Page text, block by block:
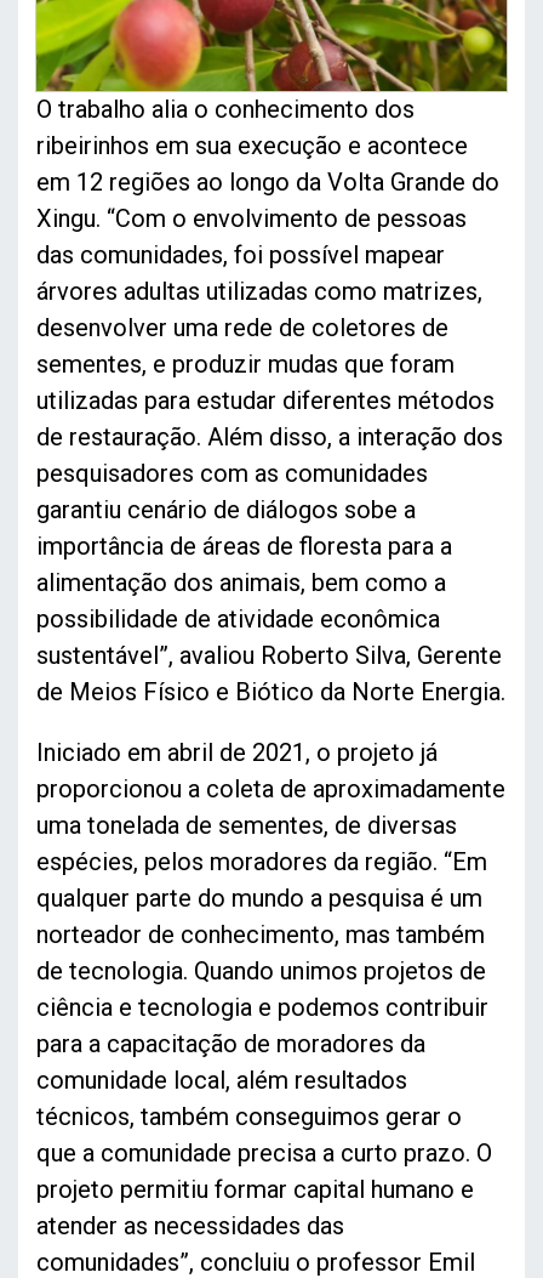
O trabalho alia o conhecimento dos
ribeirinhos em sua execução e acontece
em 12 regiões ao longo da Volta Grande do
Xingu. “Com o envolvimento de pessoas
das comunidades, foi possível mapear
árvores adultas utilizadas como matrizes,
desenvolver uma rede de coletores de
sementes, e produzir mudas que foram
utilizadas para estudar diferentes métodos
de restauração. Além disso, a interação dos
pesquisadores com as comunidades
garantiu cenário de diálogos sobe a
importância de áreas de floresta para a
alimentação dos animais, bem como a
possibilidade de atividade econômica
sustentável”, avaliou Roberto Silva, Gerente
de Meios Físico e Biótico da Norte Energia.
Iniciado em abril de 2021, o projeto já
proporcionou a coleta de aproximadamente
uma tonelada de sementes, de diversas
espécies, pelos moradores da região. “Em
qualquer parte do mundo a pesquisa é um
norteador de conhecimento, mas também
de tecnologia. Quando unimos projetos de
ciência e tecnologia e podemos contribuir
para a capacitação de moradores da
comunidade local, além resultados
técnicos, também conseguimos gerar o
que a comunidade precisa a curto prazo. O
projeto permitiu formar capital humano e
atender as necessidades das
comunidades”, concluiu o professor Emil